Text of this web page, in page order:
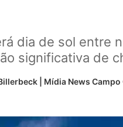
dia de sol entre
significativa de
| Mídia News Campo